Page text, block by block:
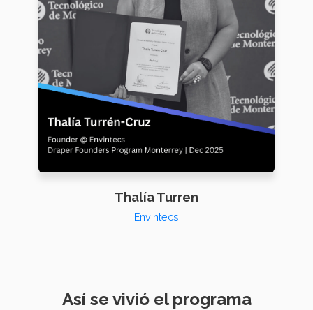
Thalía Turren
Envintecs
Así se vivió el programa